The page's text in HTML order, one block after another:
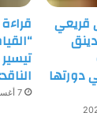
دورتها
7 أغسطس، 2026